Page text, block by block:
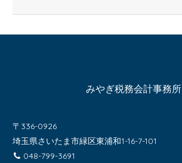
みやぎ税務会計事務所
〒336-0926
埼玉県さいたま市緑区東浦和1-16-7-101
048-799-3691